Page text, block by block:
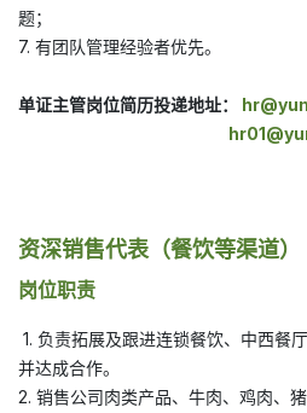
题；
7. 有团队管理经验者优先。
单证主管岗位简历投递地址：
资深销售代表（餐饮等渠道）
岗位职责
1. 负责拓展及跟进连锁餐饮、中西餐
并达成合作。
2. 销售公司肉类产品、牛肉、鸡肉、